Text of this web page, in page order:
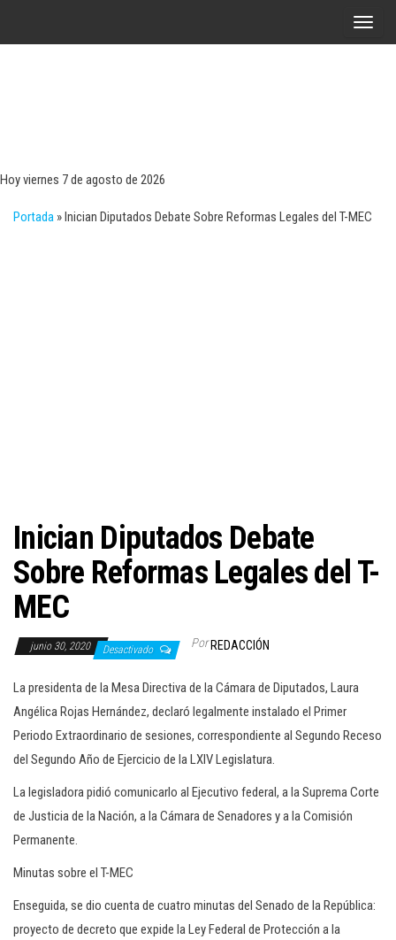
A
l
Hoy viernes 7 de agosto de 2026
Portada »Inician Diputados Debate Sobre Reformas Legales del T-MEC
Inician Diputados Debate
Sobre Reformas Legales del T-
MEC
junio 30, 2020 Desactivado Por REDACCIÓN
La presidenta de la Mesa Directiva de la Cámara de Diputados, Laura
Angélica Rojas Hernández, declaró legalmente instalado el Primer
Periodo Extraordinario de sesiones, correspondiente al Segundo Receso
del Segundo Año de Ejercicio de la LXIV Legislatura.
La legisladora pidió comunicarlo al Ejecutivo federal, a la Suprema Corte
de Justicia de la Nación, a la Cámara de Senadores y a la Comisión
Permanente.
Minutas sobre el T-MEC
Enseguida, se dio cuenta de cuatro minutas del Senado de la República:
proyecto de decreto que expide la Ley Federal de Protección a la